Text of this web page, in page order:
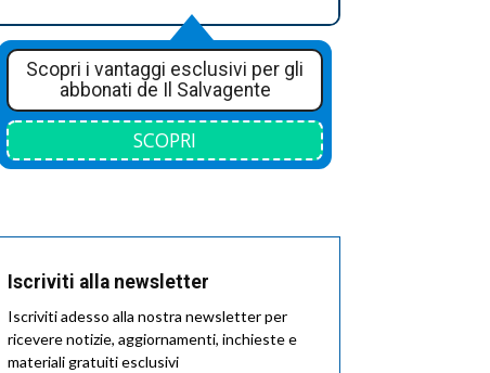
Scopri i vantaggi esclusivi per gli
abbonati de Il Salvagente
SCOPRI
Iscriviti alla newsletter
Iscriviti adesso alla nostra newsletter per
ricevere notizie, aggiornamenti, inchieste e
materiali gratuiti esclusivi